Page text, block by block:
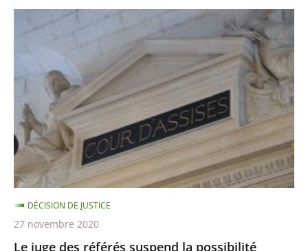
juge
des
référés
suspend
possibilité
d’utiliser
la
visio-
conférence
lors
Le juge des référés suspend la possibilité
DÉCISION DE JUSTICE
27 novembre 2020